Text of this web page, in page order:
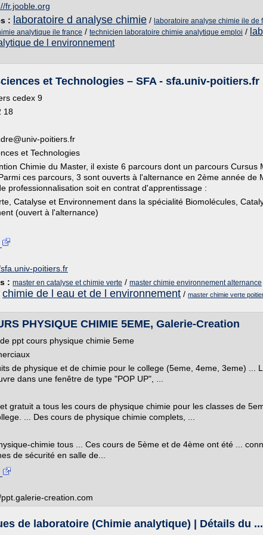
fr.jooble.org
: laboratoire d analyse chimie / laboratoire analyse chimie ile de
analytique ile france / technicien laboratoire chimie analytique emploi /
de l environnement
et Technologies – SFA - sfa.univ-poitiers.fr
cedex 9
18
poitiers.fr
et Technologies
Chimie du Master, il existe 6 parcours dont un parcours Cursus
ces parcours, 3 sont ouverts à l'alternance en 2ème année de
professionnalisation soit en contrat d'apprentissage :
Catalyse et Environnement dans la spécialité Biomolécules,
(ouvert à l'alternance)
poitiers.fr
: master en catalyse et chimie verte / master chimie environnement alternance
chimie de l eau et de l environnement / master chimie verte
PHYSIQUE CHIMIE 5EME, Galerie-Creation
ppt cours physique chimie 5eme
de physique et de chimie pour le college (5eme, 4eme, 3eme) ...
dans une fenêtre de type "POP UP", ...
gratuit a tous les cours de physique chimie pour les classes de
... Des cours de physique chimie complets, ...
chimie tous ... Ces cours de 5ème et de 4ème ont été ...
de sécurité en salle de...
creation.com
de laboratoire (Chimie analytique) | Détails du ...